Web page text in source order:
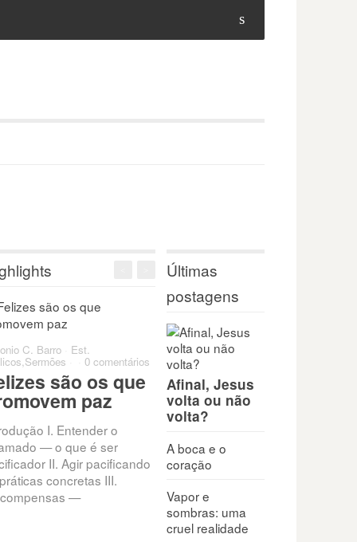
s
C. Barro Est.
,Sermões 0 comentários
são os que
paz
I. Entender o
— o que é ser
II. Agir pacificando
concretas III.
—
Últimas
postagens
Afinal, Jesus
volta ou não
volta?
A boca e o
coração
Vapor e
sombras: uma
cruel realidade